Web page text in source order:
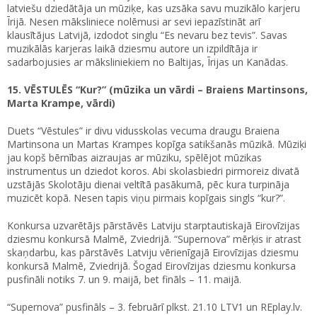
latviešu dziedātāja un mūziķe, kas uzsāka savu muzikālo karjeru
Īrijā. Nesen māksliniece nolēmusi ar sevi iepazīstināt arī
klausītājus Latvijā, izdodot singlu “Es nevaru bez tevis”. Savas
muzikālās karjeras laikā dziesmu autore un izpildītāja ir
sadarbojusies ar māksliniekiem no Baltijas, Īrijas un Kanādas.
15. VĒSTULĒS “Kur?” (mūzika un vārdi – Braiens Martinsons,
Marta Krampe, vārdi)
Duets “Vēstules” ir divu vidusskolas vecuma draugu Braiena
Martinsona un Martas Krampes kopīga satikšanās mūzikā. Mūziķi
jau kopš bērnības aizraujas ar mūziku, spēlējot mūzikas
instrumentus un dziedot koros. Abi skolasbiedri pirmoreiz divatā
uzstājās Skolotāju dienai veltītā pasākumā, pēc kura turpināja
muzicēt kopā. Nesen tapis viņu pirmais kopīgais singls “kur?”.
Konkursa uzvarētājs pārstāvēs Latviju starptautiskajā Eirovīzijas
dziesmu konkursā Malmē, Zviedrijā. “Supernova” mērķis ir atrast
skaņdarbu, kas pārstāvēs Latviju vērienīgajā Eirovīzijas dziesmu
konkursā Malmē, Zviedrijā. Šogad Eirovīzijas dziesmu konkursa
pusfināli notiks 7. un 9. maijā, bet fināls – 11. maijā.
“Supernova” pusfināls – 3. februārī plkst. 21.10 LTV1 un REplay.lv.